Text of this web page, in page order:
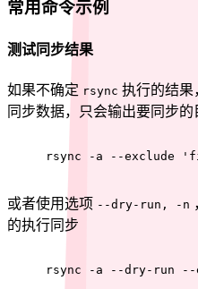
常用命令示例
测试同步结果
如果不确定 rsync 执行的结果
同步数据，只会输出要同步的
rsync -a --exclude
或者使用选项 --dry-run, -n
的执行同步
rsync -a --dry-run